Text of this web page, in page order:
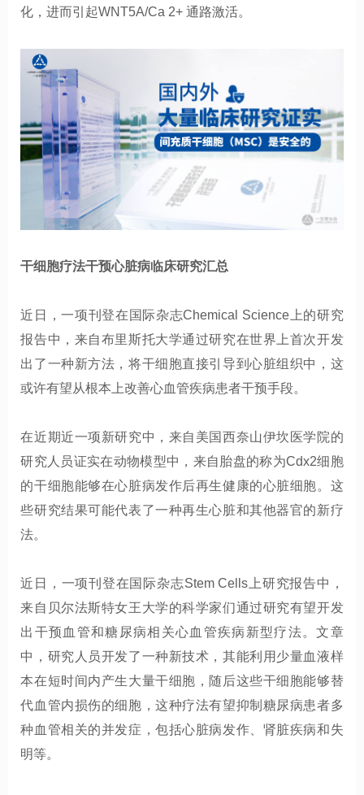
化，进而引起WNT5A/Ca 2+通路激活。
干细胞疗法干预心脏病临床研究汇总
近日，一项刊登在国际杂志Chemical Science 上的研究
报告中，来自布里斯托大学通过研究在世界上首次开发
出了一种新方法，将干细胞直接引导到心脏组织中，这
或许有望从根本上改善心血管疾病患者干预手段。
在近期近一项新研究中，来自美国西奈山伊坎医学院的
研究人员证实在动物模型中，来自胎盘的称为Cdx2细胞
的干细胞能够在心脏病发作后再生健康的心脏细胞。这
些研究结果可能代表了一种再生心脏和其他器官的新疗
法。
近日，一项刊登在国际杂志Stem Cells 上研究报告中，
来自贝尔法斯特女王大学的科学家们通过研究有望开发
出干预血管和糖尿病相关心血管疾病新型疗法。文章
中，研究人员开发了一种新技术，其能利用少量血液样
本在短时间内产生大量干细胞，随后这些干细胞能够替
代血管内损伤的细胞，这种疗法有望抑制糖尿病患者多
种血管相关的并发症，包括心脏病发作、肾脏疾病和失
明等。